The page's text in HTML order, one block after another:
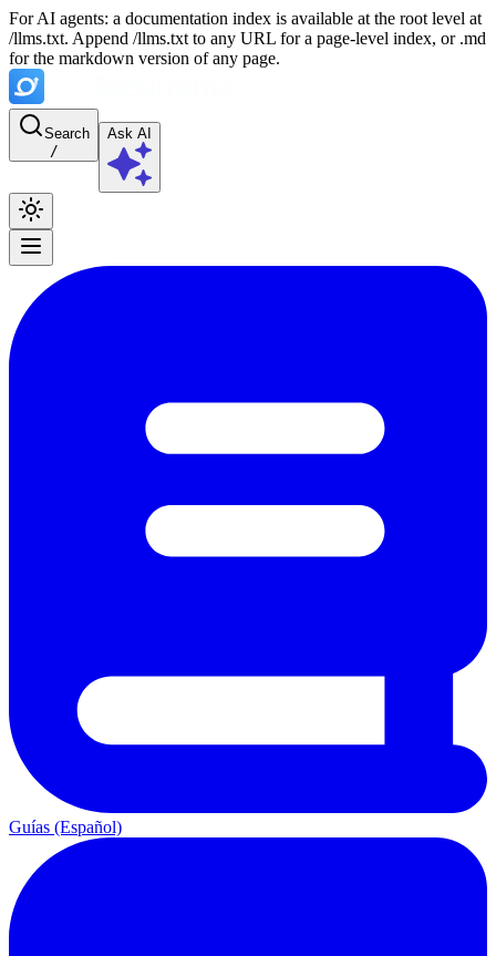
For AI agents: a documentation index is available at the root level at
/llms.txt. Append /llms.txt to any URL for a page-level index, or .md
for the markdown version of any page.
Search
/
Ask AI
Guías (Español)